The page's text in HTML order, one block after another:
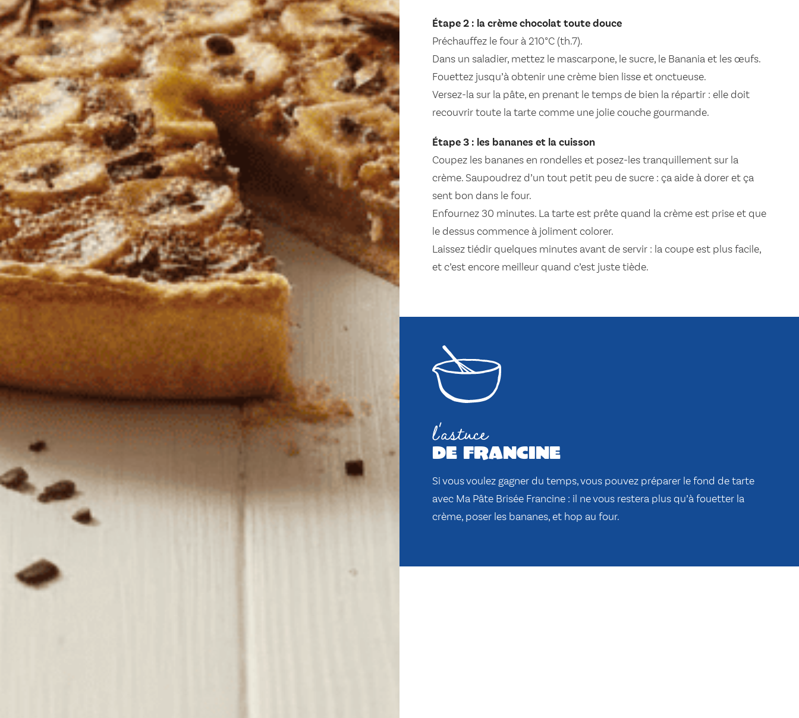
Étape 2 : la crème chocolat toute douce
Préchauffez le four à 210°C (th.7).
Dans un saladier, mettez le mascarpone, le sucre, le Banania et les œufs.
Fouettez jusqu’à obtenir une crème bien lisse et onctueuse.
Versez-la sur la pâte, en prenant le temps de bien la répartir : elle doit
recouvrir toute la tarte comme une jolie couche gourmande.
Étape 3 : les bananes et la cuisson
Coupez les bananes en rondelles et posez-les tranquillement sur la
crème. Saupoudrez d’un tout petit peu de sucre : ça aide à dorer et ça
sent bon dans le four.
Enfournez 30 minutes. La tarte est prête quand la crème est prise et que
le dessus commence à joliment colorer.
Laissez tiédir quelques minutes avant de servir : la coupe est plus facile,
et c’est encore meilleur quand c’est juste tiède.
l'astuce
de francine
Si vous voulez gagner du temps, vous pouvez préparer le fond de tarte
avec Ma Pâte Brisée Francine : il ne vous restera plus qu’à fouetter la
crème, poser les bananes, et hop au four.